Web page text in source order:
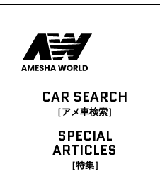
CAR SEARCH
［アメ車検索］
SPECIAL
ARTICLES
［特集］